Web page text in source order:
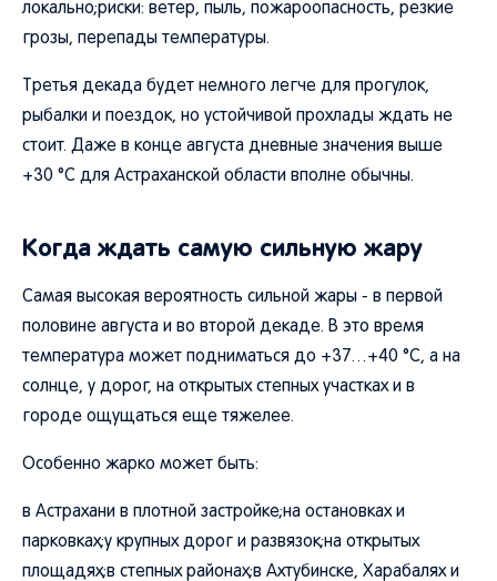
локально;риски: ветер, пыль, пожароопасность, резкие
грозы, перепады температуры.
Третья декада будет немного легче для прогулок,
рыбалки и поездок, но устойчивой прохлады ждать не
стоит. Даже в конце августа дневные значения выше
+30 °C для Астраханской области вполне обычны.
Когда ждать самую сильную жару
Самая высокая вероятность сильной жары - в первой
половине августа и во второй декаде. В это время
температура может подниматься до +37…+40 °C, а на
солнце, у дорог, на открытых степных участках и в
городе ощущаться еще тяжелее.
Особенно жарко может быть:
в Астрахани в плотной застройке;на остановках и
парковках;у крупных дорог и развязок;на открытых
площадях;в степных районах;в Ахтубинске, Харабалях и